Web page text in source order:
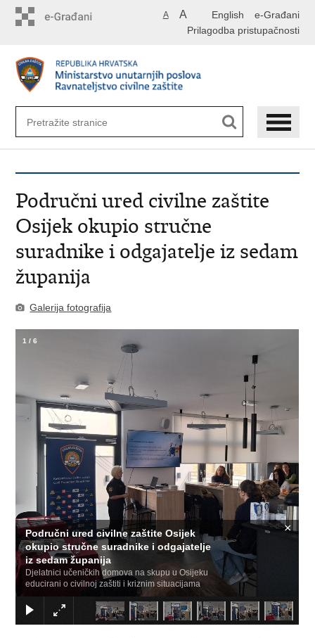
English e-Građani
A A
Prilagodba pristupačnosti
Područni ured civilne zaštite
Osijek okupio stručne
suradnike i odgajatelje iz sedam
županija
Galerija fotografija
Područni ured civilne zaštite Osijek
okupio stručne suradnike i odgajatelje
iz sedam županija
Djelatnici učeničkih domova na skupu u Osijeku
educirani o civilnoj zaštiti i kriznim situacijama
×
1 /6